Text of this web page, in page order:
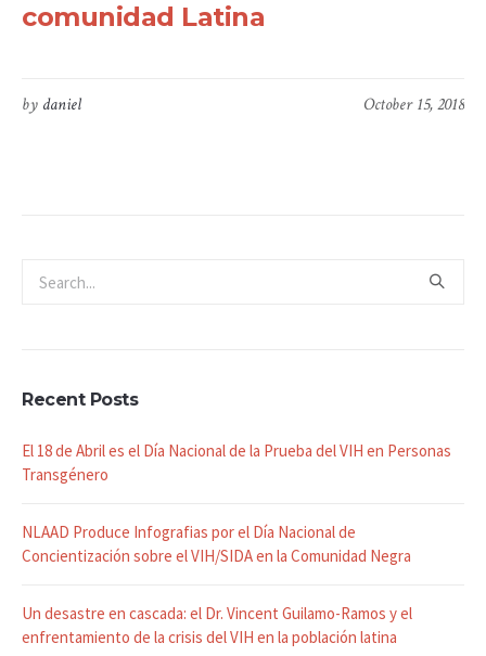
comunidad Latina
October 15, 2018
by daniel
Recent Posts
El 18 de Abril es el Día Nacional de la Prueba del VIH en Personas
Transgénero
NLAAD Produce Infografias por el Día Nacional de
Concientización sobre el VIH/SIDA en la Comunidad Negra
Un desastre en cascada: el Dr. Vincent Guilamo-Ramos y el
enfrentamiento de la crisis del VIH en la población latina